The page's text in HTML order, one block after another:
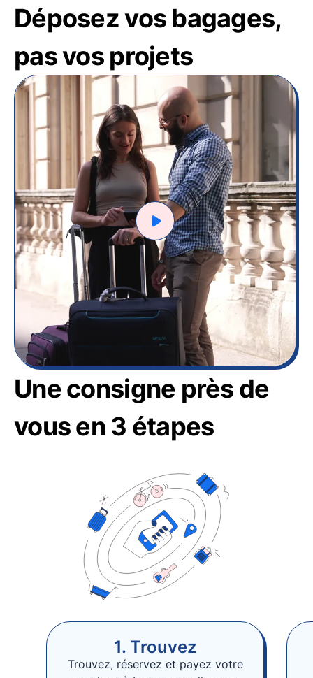
Déposez vos bagages,
pas vos projets
Une consigne près de
vous en 3 étapes
1. Trouvez
Trouvez, réservez et payez votre